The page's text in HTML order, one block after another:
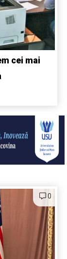
cei mai
0